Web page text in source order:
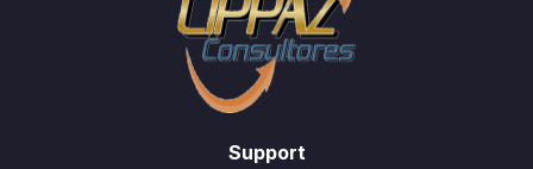
Support